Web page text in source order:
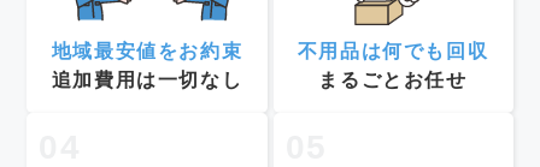
地域最安値をお約束
追加費用は一切なし
不用品は何でも回収
まるごとお任せ